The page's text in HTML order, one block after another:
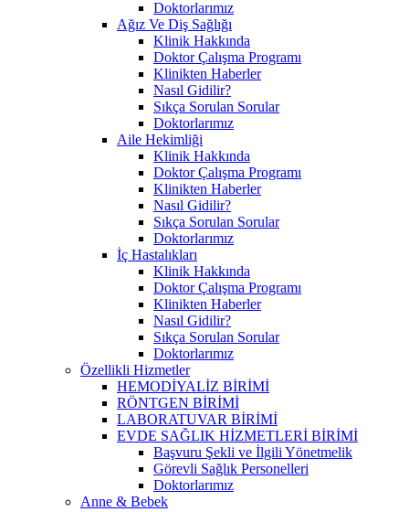
Doktorlarımız
Ağız Ve Diş Sağlığı
Klinik Hakkında
Doktor Çalışma Programı
Klinikten Haberler
Nasıl Gidilir?
Sıkça Sorulan Sorular
Doktorlarımız
Aile Hekimliği
Klinik Hakkında
Doktor Çalışma Programı
Klinikten Haberler
Nasıl Gidilir?
Sıkça Sorulan Sorular
Doktorlarımız
İç Hastalıkları
Klinik Hakkında
Doktor Çalışma Programı
Klinikten Haberler
Nasıl Gidilir?
Sıkça Sorulan Sorular
Doktorlarımız
Özellikli Hizmetler
HEMODİYALİZ BİRİMİ
RÖNTGEN BİRİMİ
LABORATUVAR BİRİMİ
EVDE SAĞLIK HİZMETLERİ BİRİMİ
Başvuru Şekli ve İlgili Yönetmelik
Görevli Sağlık Personelleri
Doktorlarımız
Anne & Bebek